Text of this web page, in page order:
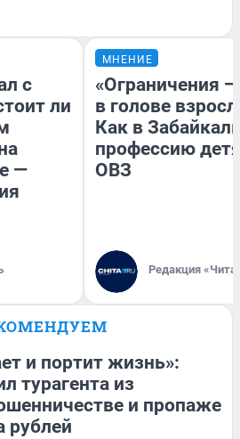
с
ли
—
МНЕНИЕ
«Ограничения
в голове
Как в
профессию
ОВЗ
Редакция
и портит жизнь»:
турагента из
и пропаже
рублей